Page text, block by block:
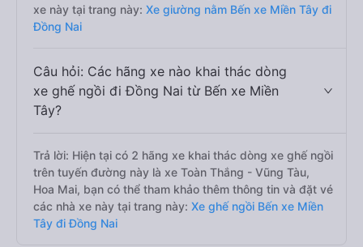
xe này tại trang này: Xe giường nằm Bến xe Miền Tây đi
Đồng Nai
Câu hỏi: Các hãng xe nào khai thác dòng
xe ghế ngồi đi Đồng Nai từ Bến xe Miền
Tây?
Trả lời: Hiện tại có 2 hãng xe khai thác dòng xe ghế ngồi
trên tuyến đường này là xe Toàn Thắng - Vũng Tàu,
Hoa Mai, bạn có thể tham khảo thêm thông tin và đặt vé
các nhà xe này tại trang này: Xe ghế ngồi Bến xe Miền
Tây đi Đồng Nai